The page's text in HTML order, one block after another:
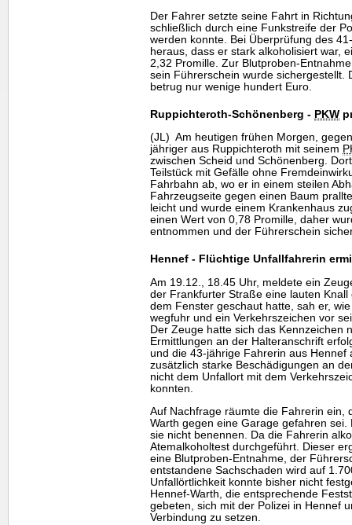
Der Fahrer setzte seine Fahrt in
schließlich durch eine Funkstreife der
werden konnte. Bei Überprüfung des
heraus, dass er stark alkoholisiert war,
2,32 Promille. Zur Blutproben-
sein Führerschein wurde sichergestellt.
betrug nur wenige hundert Euro.
Ruppichteroth-Schönenberg - PKW
(JL) Am heutigen frühen Morgen,
jähriger aus Ruppichteroth mit seinem
zwischen Scheid und Schönenberg.
Teilstück mit Gefälle ohne
Fahrbahn ab, wo er in einem steilen
Fahrzeugseite gegen einen Baum
leicht und wurde einem Krankenhaus
einen Wert von 0,78 Promille, daher
entnommen und der Führerschein
Hennef - Flüchtige Unfallfahrerin
Am 19.12., 18.45 Uhr, meldete ein
der Frankfurter Straße eine lauten
dem Fenster geschaut hatte, sah er,
wegfuhr und ein Verkehrszeichen vor
Der Zeuge hatte sich das Kennzeichen
Ermittlungen an der Halteranschrift
und die 43-jährige Fahrerin aus Hennef
zusätzlich starke Beschädigungen an
nicht dem Unfallort mit dem
konnten.
Auf Nachfrage räumte die Fahrerin ein,
Warth gegen eine Garage gefahren
sie nicht benennen. Da die Fahrerin
Atemalkoholtest durchgeführt. Dieser
eine Blutproben-Entnahme, der
entstandene Sachschaden wird auf
Unfallörtlichkeit konnte bisher nicht
Hennef-Warth, die entsprechende
gebeten, sich mit der Polizei in Hennef
Verbindung zu setzen.